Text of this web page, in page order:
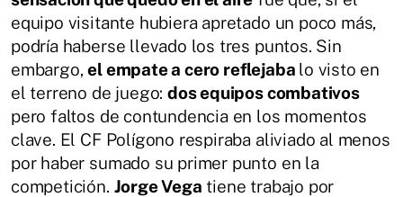
equipo visitante hubiera apretado un poco más,
podría haberse llevado los tres puntos. Sin
embargo,el empate a cero reflejaba lo visto en
el terreno de juego:dos equipos combativos
pero faltos de contundencia en los momentos
clave. El CF Polígono respiraba aliviado al menos
por haber sumado su primer punto en la
competición. Jorge Vega tiene trabajo por